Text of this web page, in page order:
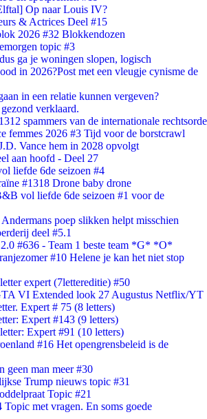
Op naar Louis IV?
& Actrices Deel #15
2026 #32 Blokkendozen
topic #3
ga je woningen slopen, logisch
in 2026?Post met een vleugje cynisme de
in een relatie kunnen vergeven?
verklaard.
spammers van de internationale rechtsorde
femmes 2026 #3 Tijd voor de borstcrawl
Vance hem in 2028 opvolgt
aan hoofd - Deel 27
liefde 6de seizoen #4
#1318 Drone baby drone
vol liefde 6de seizoen #1 voor de
poep slikken helpt misschien
deel #5.1
#636 - Team 1 beste team *G* *O*
#10 Helene je kan het niet stop
expert (7lettereditie) #50
VI Extended look 27 Augustus Netflix/YT
Expert # 75 (8 letters)
Expert #143 (9 letters)
Expert #91 (10 letters)
#16 Het opengrensbeleid is de
geen man meer #30
Trump nieuws topic #31
Topic #21
met vragen. En soms goede